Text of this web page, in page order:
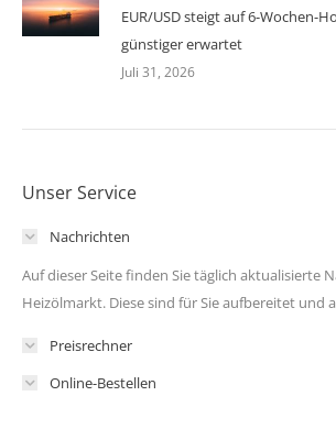
EUR/USD steigt auf 6-Wochen-
günstiger erwartet
Juli 31, 2026
Unser Service
Nachrichten
Auf dieser Seite finden Sie täglich aktualisierte
Heizölmarkt. Diese sind für Sie aufbereitet und
Preisrechner
Online-Bestellen